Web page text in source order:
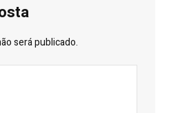
será publicado.